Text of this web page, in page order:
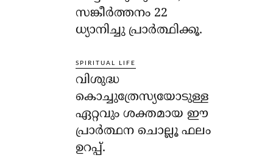
സങ്കീര്‍ത്തനം 22
ധ്യാനിച്ചു പ്രാര്‍ത്ഥിക്കൂ.
SPIRITUAL LIFE
വിശുദ്ധ
കൊച്ചുത്രേസ്യയോടുള്ള
ഏറ്റവും ശക്തമായ ഈ
പ്രാര്‍ത്ഥന ചൊല്ലൂ ഫലം
ഉറപ്പ്.